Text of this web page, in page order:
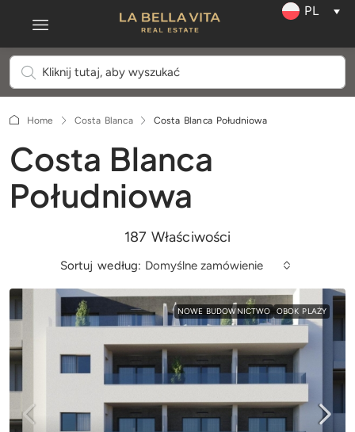
PL
Home Costa Blanca Costa Blanca Południowa
Costa Blanca
Południowa
187 Właściwości
Sortuj według: Domyślne zamówienie
NOWE BUDOWNICTWO OBOK PLAŻY